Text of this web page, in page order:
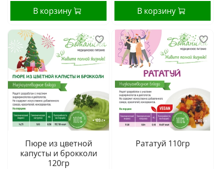
В корзину В корзину
Пюре из цветной
капусты и брокколи
120гр
Рататуй 110гр